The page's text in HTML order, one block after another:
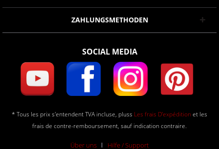
ZAHLUNGSMETHODEN
SOCIAL MEDIA
* Tous les prix s'entendent TVA incluse, pluss Les frais D'expédition et les
frais de contre-remboursement, sauf indication contraire.
Über uns Hilfe / Support